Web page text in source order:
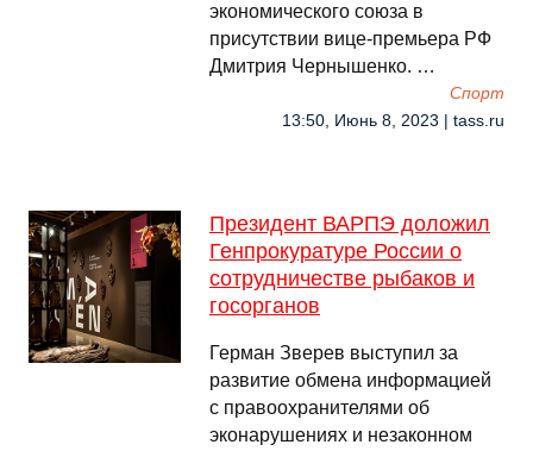
экономического союза в
присутствии вице-премьера РФ
Дмитрия Чернышенко. …
Спорт
13:50, Июнь 8, 2023 | tass.ru
Президент ВАРПЭ доложил
Генпрокуратуре России о
сотрудничестве рыбаков и
госорганов
Герман Зверев выступил за
развитие обмена информацией
с правоохранителями об
эконарушениях и незаконном